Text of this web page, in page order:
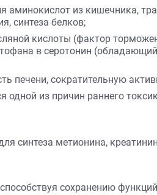
аминокислот из кишечника,
синтеза белков;
кислоты (фактор
в серотонин (обладающий
печени, сократительную
одной из причин раннего
синтеза метионина,
сохранению